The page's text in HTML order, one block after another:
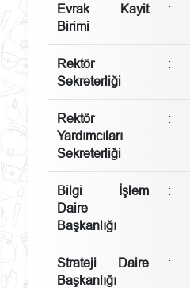
Evrak Kayit
Birimi
:
Rektör
Sekreterliği
:
Rektör
Yardımcıları
Sekreterliği
:
Bilgi İşlem
Daire
Başkanlığı
:
Strateji Daire
Başkanlığı
: